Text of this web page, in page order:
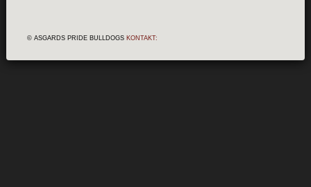
© ASGARDS PRIDE BULLDOGS KONTAKT: